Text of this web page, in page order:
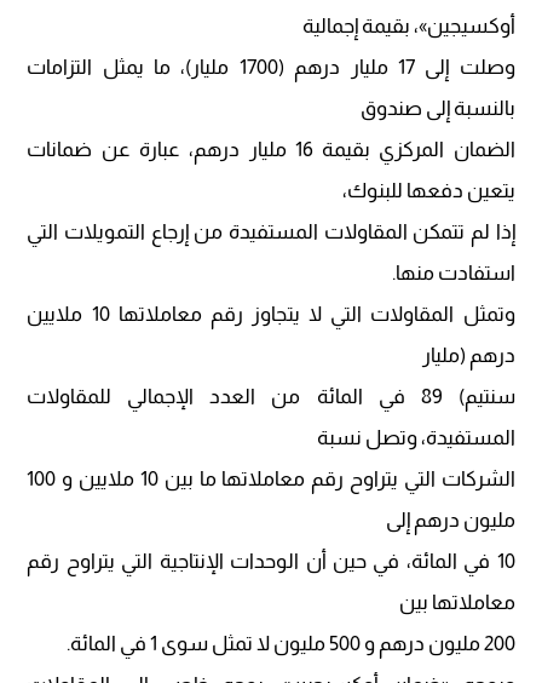
أوكسيجين»، بقيمة إجمالية
وصلت إلى 17 مليار درهم (1700 مليار)، ما يمثل التزامات
بالنسبة إلى صندوق
الضمان المركزي بقيمة 16 مليار درهم، عبارة عن ضمانات
يتعين دفعها للبنوك،
إذا لم تتمكن المقاولات المستفيدة من إرجاع التمويلات التي
استفادت منها.
وتمثل المقاولات التي لا يتجاوز رقم معاملاتها 10 ملايين
درهم (مليار
سنتيم) 89 في المائة من العدد الإجمالي للمقاولات
المستفيدة، وتصل نسبة
الشركات التي يتراوح رقم معاملاتها ما بين 10 ملايين و 100
مليون درهم إلى
10 في المائة، في حين أن الوحدات الإنتاجية التي يتراوح رقم
معاملاتها بين
200 مليون درهم و 500 مليون لا تمثل سوى 1 في المائة.